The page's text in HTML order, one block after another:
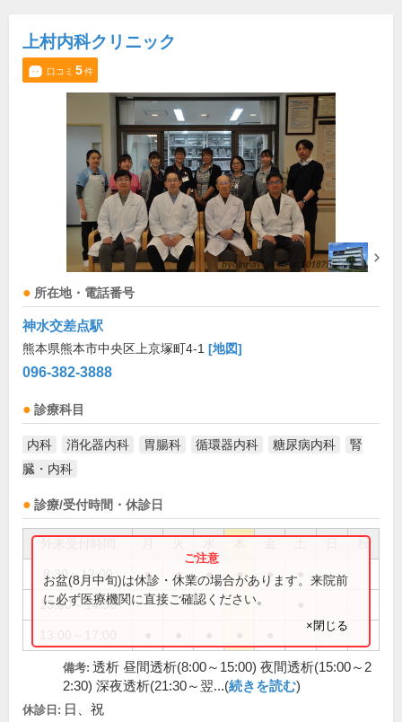
上村内科クリニック
口コミ 5件
所在地・電話番号
神水交差点駅
熊本県熊本市中央区上京塚町4-1 [地図]
096-382-3888
診療科目
内科 消化器内科 胃腸科 循環器内科 糖尿病内科
腎
臓・内科
診療/受付時間・休診日
祝
8:30～12:00 ● ● ● ● ●
13:00～14:30
お盆(8月中旬)は休診・休業の場合があります。来院前
に必ず医療機関に直接ご確認ください。
×閉じる
備考: 透析 昼間透析(8:00～15:00) 夜間透析(15:00～2
2:30) 深夜透析(21:30～翌...(続きを読む)
休診日: 日、祝